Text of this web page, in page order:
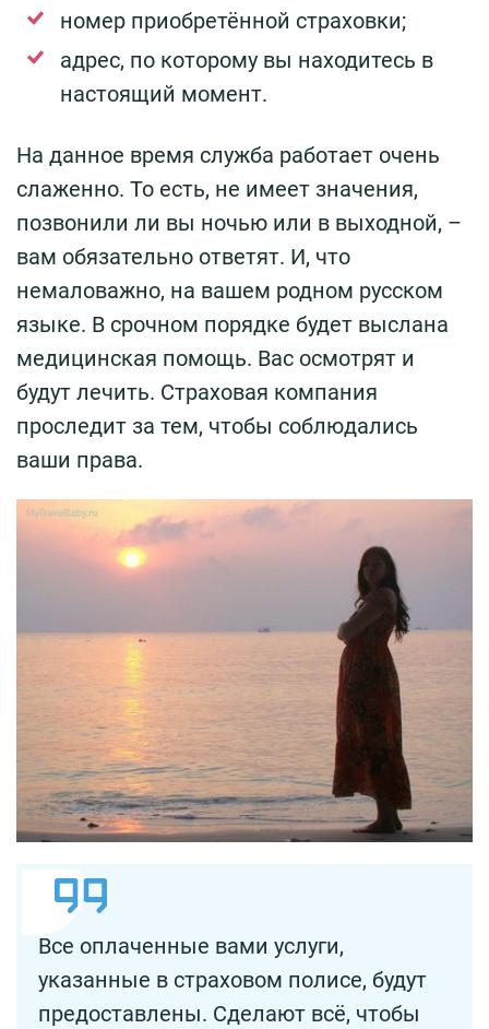
номер приобретённой страховки;
адрес, по которому вы находитесь в
настоящий момент.
На данное время служба работает очень
слаженно. То есть, не имеет значения,
позвонили ли вы ночью или в выходной, –
вам обязательно ответят. И, что
немаловажно, на вашем родном русском
языке. В срочном порядке будет выслана
медицинская помощь. Вас осмотрят и
будут лечить. Страховая компания
проследит за тем, чтобы соблюдались
ваши права.
Все оплаченные вами услуги,
указанные в страховом полисе, будут
предоставлены. Сделают всё, чтобы